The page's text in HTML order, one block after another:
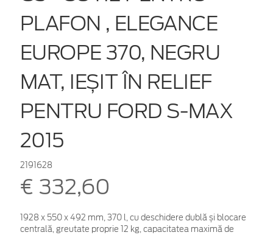
PLAFON , ELEGANCE
EUROPE 370, NEGRU
MAT, IEȘIT ÎN RELIEF
PENTRU FORD S-MAX
2015
2191628
€ 332,60
1928 x 550 x 492 mm, 370 l, cu deschidere dublă și blocare
centrală, greutate proprie 12 kg, capacitatea maximă de